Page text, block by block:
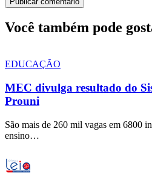
Você também pode
EDUCAÇÃO
MEC divulga resultado do
Prouni
São mais de 260 mil vagas em 6800
ensino…